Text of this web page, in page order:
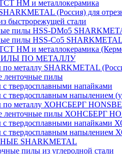
НМ и металлокерамика
(Россия) для
быстрорежущей стали
пилы HSS-DMo5
пилы HSS-Co5 SHARKMETAL
НМ и металлокерамика
ПО МЕТАЛЛУ
металлу SHARKMETAL
ленточные пилы
твердосплавными напайками
твердосплавным напылением
по металлу ХОНСБЕРГ
ленточные пилы ХОНСБЕРГ
с твердосплавными напайками
с твердосплавным
SHARKMETAL
пилы из углеродной стали